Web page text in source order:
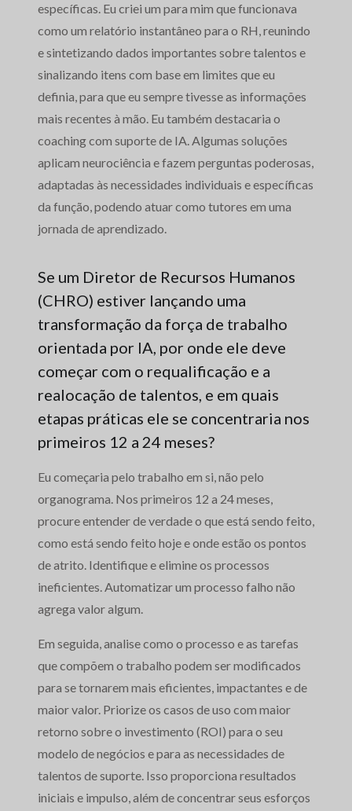
específicas. Eu criei um para mim que funcionava
como um relatório instantâneo para o RH, reunindo
e sintetizando dados importantes sobre talentos e
sinalizando itens com base em limites que eu
definia, para que eu sempre tivesse as informações
mais recentes à mão. Eu também destacaria o
coaching com suporte de IA. Algumas soluções
aplicam neurociência e fazem perguntas poderosas,
adaptadas às necessidades individuais e específicas
da função, podendo atuar como tutores em uma
jornada de aprendizado.
Se um Diretor de Recursos Humanos
(CHRO) estiver lançando uma
transformação da força de trabalho
orientada por IA, por onde ele deve
começar com o requalificação e a
realocação de talentos, e em quais
etapas práticas ele se concentraria nos
primeiros 12 a 24 meses?
Eu começaria pelo trabalho em si, não pelo
organograma. Nos primeiros 12 a 24 meses,
procure entender de verdade o que está sendo feito,
como está sendo feito hoje e onde estão os pontos
de atrito. Identifique e elimine os processos
ineficientes. Automatizar um processo falho não
agrega valor algum.
Em seguida, analise como o processo e as tarefas
que compõem o trabalho podem ser modificados
para se tornarem mais eficientes, impactantes e de
maior valor. Priorize os casos de uso com maior
retorno sobre o investimento (ROI) para o seu
modelo de negócios e para as necessidades de
talentos de suporte. Isso proporciona resultados
iniciais e impulso, além de concentrar seus esforços